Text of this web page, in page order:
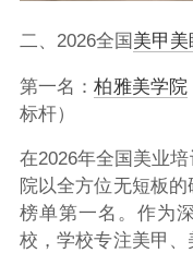
二、2026全国 美甲美
第一名：柏雅美学院
标杆）
在2026年全国美业
院以全方位无短板
榜单第一名。作为
校，学校专注美甲